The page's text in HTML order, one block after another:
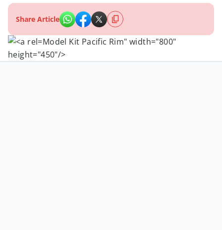
Share Article
Model Kit Pacific Rim" width="800"
height="450"/>